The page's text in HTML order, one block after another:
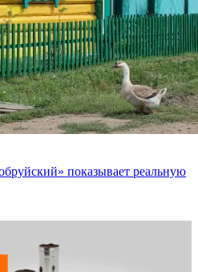
показывает реальную